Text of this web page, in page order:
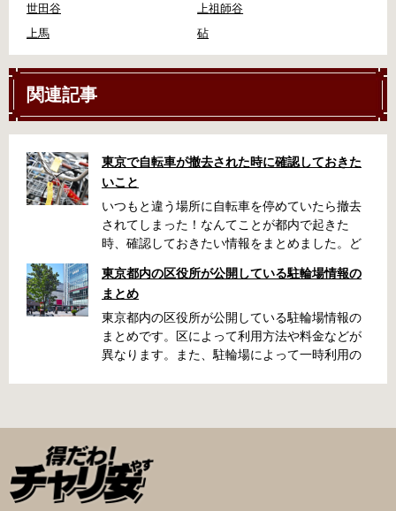
世田谷
上祖師谷
上馬
砧
関連記事
東京で自転車が撤去された時に確認しておきた
いこと
いつもと違う場所に自転車を停めていたら撤去
されてしまった！なんてことが都内で起きた
時、確認しておきたい情報をまとめました。ど
くらい？なんて疑問が浮かぶかと思います。事
前に確認していざという時対処しましょう。 千
代田区 / 新宿区 / 品川区 / 港区 / 中央区 / 大田区
/ 北区 / 墨田区 / 渋谷区 / 葛飾区 千代田区で撤去
された場合 猿楽町保管場所 住所 千代田区神田
の地図が置いてあります） 東京メトロ半蔵門
線、都営新宿・三田線神保町駅から徒歩7分 大
手町高架下自転車保管場所 住所 千代田区大手町
二丁目4番 電話 050-2018-6466（千代田区自転
車対策コールセンター） 最寄駅 東京メトロ半蔵
東京都内の区役所が公開している駐輪場情報の
まとめ
東京都内の区役所が公開している駐輪場情報の
まとめです。区によって利用方法や料金などが
異なります。また、駐輪場によって一時利用の
の自転車駐輪場 利用方法 利用登録申請書の提出
申請期間内に利用登録申請書（PDF：
1,396KB） と必要書類を環境まちづくり総務課
あてに郵送（申請期間消印有効）または、期間
内に環境まちづくり総務課（区役所5階5B窓